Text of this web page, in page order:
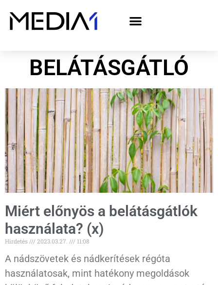
BELÁTÁSGÁTLÓ
Miért előnyös a belátásgátlók
használata? (x)
Hirdetés 2023.03.27. 11:08
A nádszövetek és nádkerítések régóta
használatosak, mint hatékony megoldások